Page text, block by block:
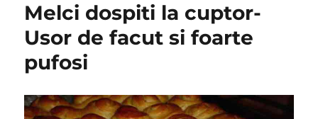
Melci dospiti la cuptor-
Usor de facut si foarte
pufosi